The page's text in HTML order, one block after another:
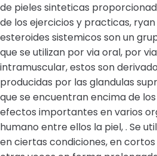
de pieles sinteticas
de los ejercicios y practicas, ryan
esteroides sistemicos son un
que se utilizan por via oral, por
intramuscular, estos son
producidas por las glandulas
que se encuentran encima de
efectos importantes en varios
humano entre ellos la piel, . Se
en ciertas condiciones, en